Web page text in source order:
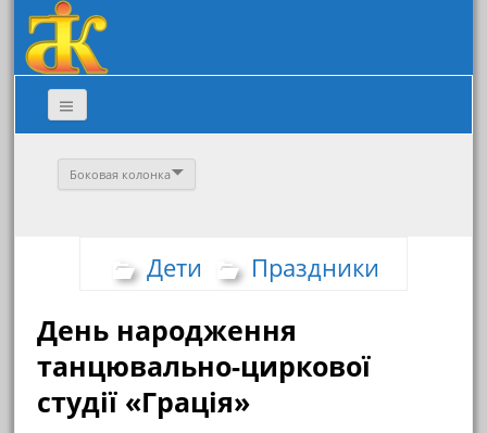
Боковая колонка
Дети Праздники
День народження
танцювально-циркової
студії «Грація»